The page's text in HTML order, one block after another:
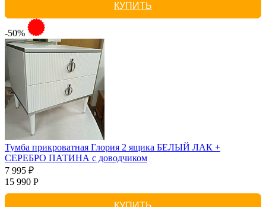
КУПИТЬ
-50%
Тумба прикроватная Глория 2 ящика БЕЛЫЙ ЛАК +
СЕРЕБРО ПАТИНА с доводчиком
7 995 ₽
15 990 Р